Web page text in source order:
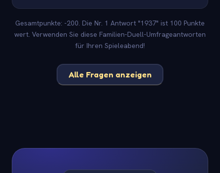
Gesamtpunkte: -200. Die Nr. 1 Antwort "1937" ist 100 Punkte
wert. Verwenden Sie diese Familien-Duell-Umfrageantworten
für Ihren Spieleabend!
Alle Fragen anzeigen